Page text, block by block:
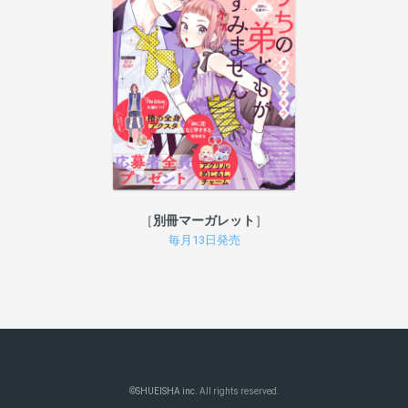
別冊マーガレット
毎月13日発売
©SHUEISHA inc. All rights reserved.